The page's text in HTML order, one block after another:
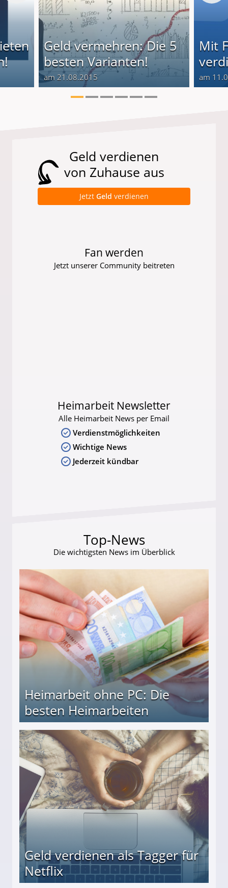
Geld vermehren: Die 5
besten Varianten!
am 21.08.2015
Mit
am
Geld verdienen
von Zuhause aus
Jetzt Geld verdienen
Fan werden
Jetzt unserer Community beitreten
Heimarbeit Newsletter
Alle Heimarbeit News per Email
Verdienstmöglichkeiten
Wichtige News
Jederzeit kündbar
Top-News
Die wichtigsten News im Überblick
Heimarbeit ohne PC: Die
besten Heimarbeiten
Geld verdienen als Tagger für
Netflix